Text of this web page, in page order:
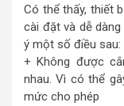
Có thể thấy, thiết
cài đặt và dễ
ý một số điều sau:
+ Không được
nhau. Vì có thể
mức cho phép